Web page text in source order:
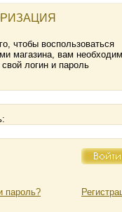
чтобы воспользоваться
магазина, вам
свой логин и пароль
пароль?